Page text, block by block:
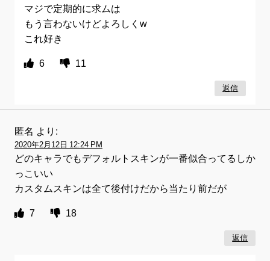
マジで定期的に求ムは
もう言わないけどよろしくw
これ好き
6 11
返信
匿名 より:
2020年2月12日 12:24 PM
どのキャラでもデフォルトスキンが一番似合ってるしか
っこいい
カスタムスキンは全て後付けだから当たり前だが
7 18
返信